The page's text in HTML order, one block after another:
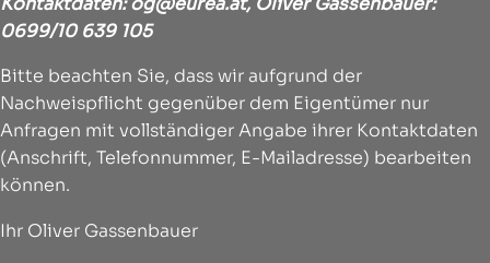
0699/10 639 105
Bitte beachten Sie, dass wir aufgrund der
Nachweispflicht gegenüber dem Eigentümer nur
Anfragen mit vollständiger Angabe ihrer Kontaktdaten
(Anschrift, Telefonnummer, E-Mailadresse) bearbeiten
können.
Ihr Oliver Gassenbauer